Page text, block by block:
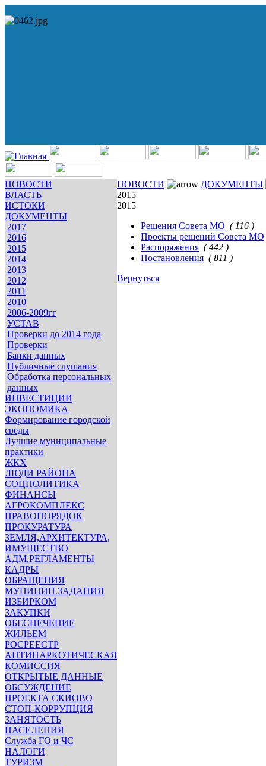
НОВОСТИ
ВЛАСТЬ
ИСТОКИ
ДОКУМЕНТЫ
2017
2016
2015
2014
2013
2012
2011
2010
2006-2009гг
УСТАВ
Проверки до 2014 года
Проверки
Банки данных
Публичные слушания
Обработка персональных
данных
ИНВЕСТИЦИИ
ЭКОНОМИКА
Формирование городской
среды
Лучшие муниципальные
практики
ЖКХ
ЛЮДИ РАЙОНА
СОЦПОЛИТИКА
ФИНАНСЫ
АГРОКОМПЛЕКС
ПРАВОПОРЯДОК
ПРОКУРАТУРА
ЗЕМЛЯ,АРХИТЕКТУРА,
ИМУЩЕСТВО
АДМ.РЕГЛАМЕНТЫ
КАДРЫ
ОБРАЩЕНИЯ
МУНИЦИП.ЗАДАНИЯ
ИЗБИРКОМ
ЗАКУПКИ
ОБЕСПЕЧЕНИЕ
ЖИЛЬЕМ
РОСРЕЕСТР
АНТИНАРКОТИЧЕСКАЯ
КОМИССИЯ
ОТКРЫТЫЕ ДАННЫЕ
ОБСУЖДЕНИЕ
ПРОЕКТА СКИОВО
СТОП-КОРРУПЦИЯ
ЗАНЯТОСТЬ
НАСЕЛЕНИЯ
Служба ГО и ЧС
НАЛОГИ
ТУРИЗМ
НОВОСТИ
ДОКУМЕНТЫ
2015
2015
Решения Совета МО ( 116 )
Проекты решений Совета МО
Распоряжения ( 442 )
Постановления ( 811 )
Вернуться